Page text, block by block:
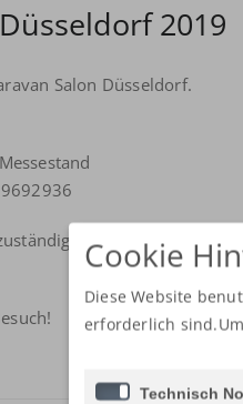
2019
Salon Düsseldorf.
für die Marken
Cookie
Diese Website
erforderlich
Technisch